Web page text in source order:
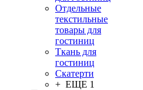
Отдельные
текстильные
товары для
гостиниц
Ткань для
гостиниц
Скатерти
+ ЕЩЕ 1